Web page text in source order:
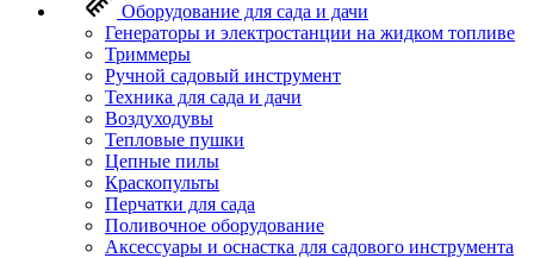
Оборудование для сада и дачи
Генераторы и электростанции на жидком топливе
Триммеры
Ручной садовый инструмент
Техника для сада и дачи
Воздуходувы
Тепловые пушки
Цепные пилы
Краскопульты
Перчатки для сада
Поливочное оборудование
Аксессуары и оснастка для садового инструмента